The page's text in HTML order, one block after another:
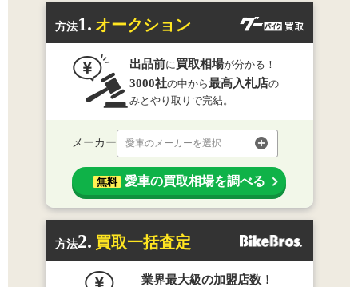
方法1. オークション
出品前に 買取相場が分かる！
3000社の中から最高入札店の
みとやり取りで完結。
メーカー 愛車のメーカーを選択
無料 愛車の買取相場を調べる
方法2. 買取一括査定
業界最大級の加盟店数！